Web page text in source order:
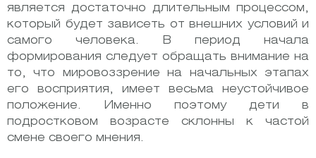
является достаточно длительным процессом,
который будет зависеть от внешних условий и
самого человека. В период начала
формирования следует обращать внимание на
то, что мировоззрение на начальных этапах
его восприятия, имеет весьма неустойчивое
положение. Именно поэтому дети в
подростковом возрасте склонны к частой
смене своего мнения.